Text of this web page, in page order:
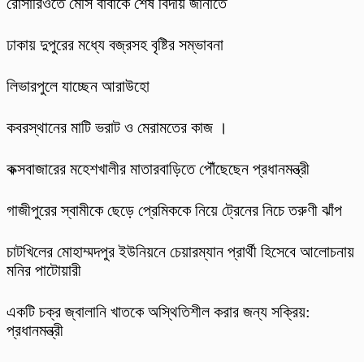
ঢাকায় দুপুরের মধ্যে বজ্রসহ বৃষ্টির সম্ভাবনা
লিভারপুলে যাচ্ছেন আরাউহো
কবরস্থানের মাটি ভরাট ও মেরামতের কাজ ।
কক্সবাজারের মহেশখালীর মাতারবাড়িতে পৌঁছেছেন প্রধানমন্ত্রী
গাজীপুরের স্বামীকে ছেড়ে প্রেমিককে নিয়ে ট্রেনের নিচে তরুণী ঝাঁপ
চাটখিলের মোহাম্মদপুর ইউনিয়নে চেয়ারম্যান প্রার্থী হিসেবে আলোচনায়
মনির পাটোয়ারী
একটি চক্র জ্বালানি খাতকে অস্থিতিশীল করার জন্য সক্রিয়:
প্রধানমন্ত্রী